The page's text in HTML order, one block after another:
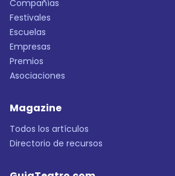
Compañías
Festivales
Escuelas
Empresas
Premios
Asociaciones
Magazine
Todos los artículos
Directorio de recursos